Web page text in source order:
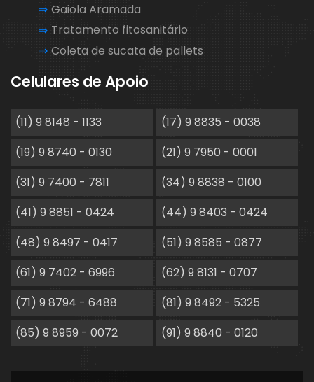
Gaiola Aramada
Tratamento fitosanitário
Coleta de sucata de pallets
Celulares de Apoio
(11) 9 8148 - 1133
(17) 9 8835 - 0038
(19) 9 8740 - 0130
(21) 9 7950 - 0001
(31) 9 7400 - 7811
(34) 9 8838 - 0100
(41) 9 8851 - 0424
(44) 9 8403 - 0424
(48) 9 8497 - 0417
(51) 9 8585 - 0877
(61) 9 7402 - 6996
(62) 9 8131 - 0707
(71) 9 8794 - 6488
(81) 9 8492 - 5325
(85) 9 8959 - 0072
(91) 9 8840 - 0120